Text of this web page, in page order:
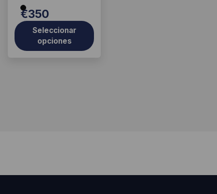
€350
Seleccionar
opciones
página
de
producto